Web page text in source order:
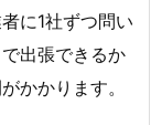
に1社ずつ問い
出張できるか
かかります。